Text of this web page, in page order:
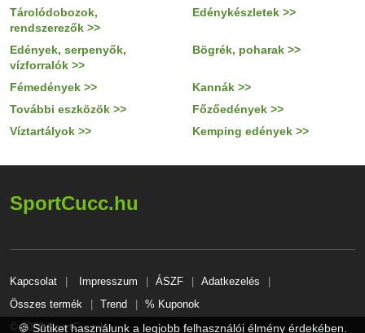
Tárolódobozok,
rendszerezők >>
Edénykészletek >>
Edények, serpenyők,
vízforralók >>
Bögrék, poharak >>
Fémedények >>
Kannák >>
További eszközök >>
Főzőedények >>
Víztartályok >>
Kemping edények >>
SportCucc.hu
Kapcsolat Impresszum ÁSZF
Adatkezelés
Összes termék
Trend
% Kuponok
© 2026 SportCucc.hu
🍪 Sütiket használunk a legjobb felhasználói élmény érdekében.